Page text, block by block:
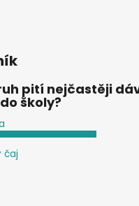
pití nejčastěji
školy?
čaj